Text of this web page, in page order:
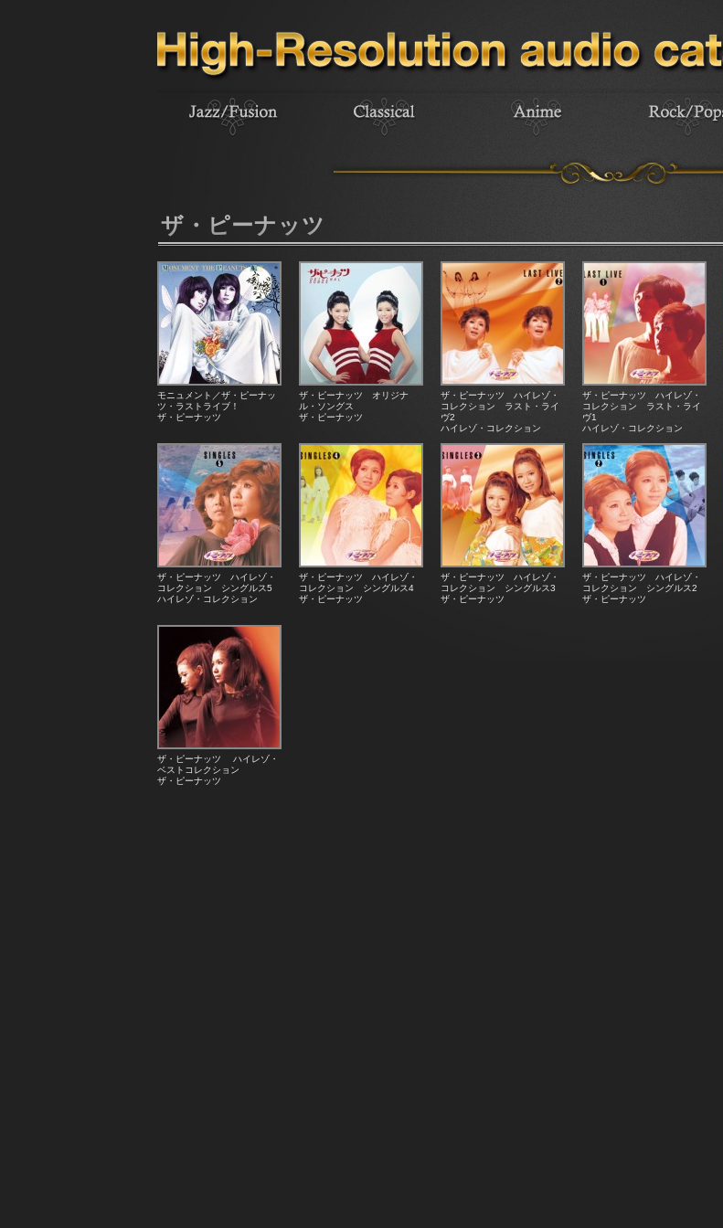
ザ・ピーナッツ
モニュメント／ザ・ピーナッ
ツ・ラストライブ！
ザ・ピーナッツ
ザ・ピーナッツ オリジナ
ル・ソングス
ザ・ピーナッツ
ザ・ピーナッツ ハイレゾ・
コレクション ラスト・ライ
ヴ2
ハイレゾ・コレクション
ザ・ピーナッツ ハイレゾ・
コレクション ラスト・ライ
ヴ1
ハイレゾ・コレクション
ザ・ピーナッツ ハイレゾ・
コレクション シングルス5
ハイレゾ・コレクション
ザ・ピーナッツ ハイレゾ・
コレクション シングルス4
ザ・ピーナッツ
ザ・ピーナッツ ハイレゾ・
コレクション シングルス3
ザ・ピーナッツ
ザ・ピーナッツ ハイレゾ・
コレクション シングルス2
ザ・ピーナッツ
ザ・ピーナッツ ハイレゾ・
ベストコレクション
ザ・ピーナッツ